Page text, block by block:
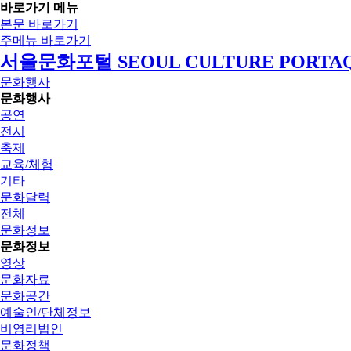
바로가기 메뉴
본문 바로가기
주메뉴 바로가기
서울문화포털 SEOUL CULTURE
문화행사
문화행사
공연
전시
축제
교육/체험
기타
문화달력
전체
문화정보
문화정보
영상
문화자료
문화공간
예술인/단체정보
비영리법인
문화정책